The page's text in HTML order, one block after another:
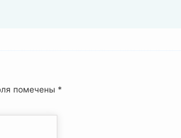
помечены *